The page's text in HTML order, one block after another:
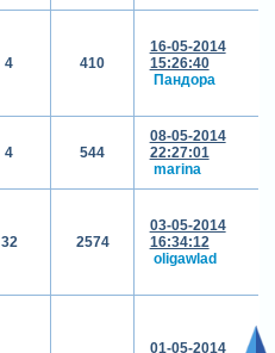
4 410
16-05-2014
15:26:40
Пандора
4 544
08-05-2014
22:27:01
marina
32 2574
03-05-2014
16:34:12
oligawlad
01-05-2014